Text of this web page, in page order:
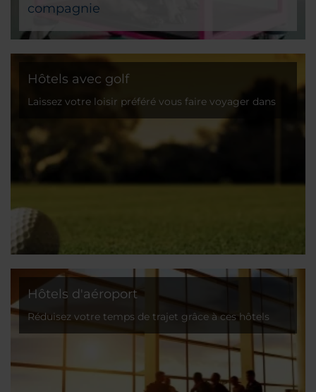
compagnie
Partez en vacances avec TOUTE votre famille !
Hôtels avec golf
Laissez votre loisir préféré vous faire voyager dans
toute l'Europe avec NH
Hôtels d'aéroport
Réduisez votre temps de trajet grâce à ces hôtels
judicieusement situés